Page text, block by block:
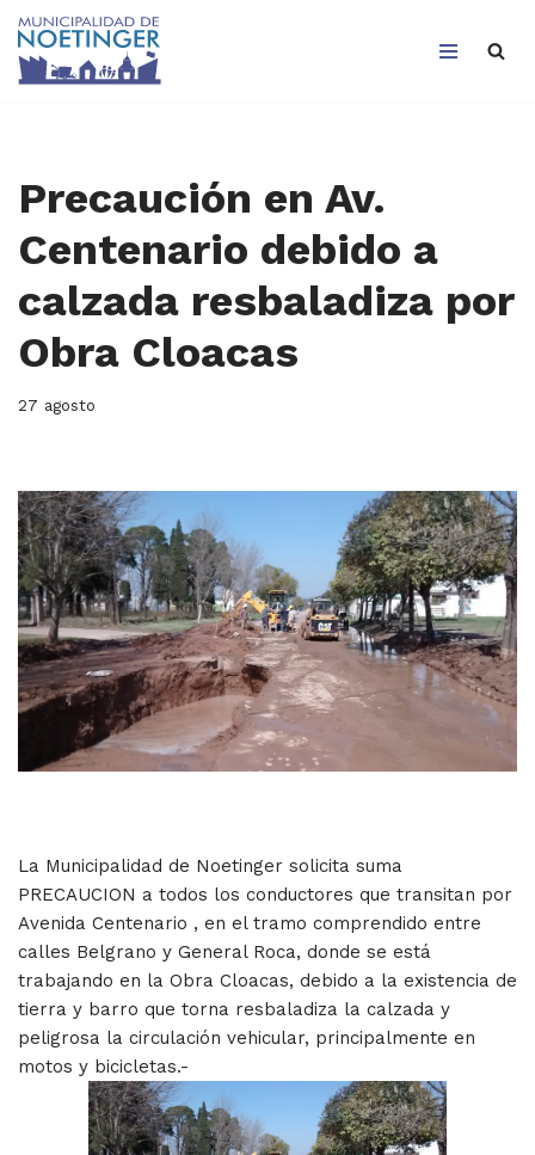
Saltar
Precaución en Av.
Centenario debido a
calzada resbaladiza por
Obra Cloacas
27 agosto
La Municipalidad de Noetinger solicita suma
PRECAUCION a todos los conductores que transitan por
Avenida Centenario , en el tramo comprendido entre
calles Belgrano y General Roca, donde se está
trabajando en la Obra Cloacas, debido a la existencia de
tierra y barro que torna resbaladiza la calzada y
peligrosa la circulación vehicular, principalmente en
motos y bicicletas.-